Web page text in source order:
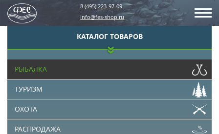
8 (495) 223-97-09
info@fes-shop.ru
КАТАЛОГ ТОВАРОВ
РЫБАЛКА
ТУРИЗМ
ОХОТА
РАСПРОДАЖА